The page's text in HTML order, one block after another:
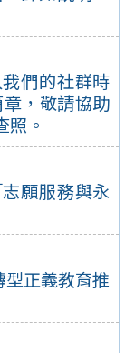
們的社群時
，敬請協助
照。
願服務與永
正義教育推